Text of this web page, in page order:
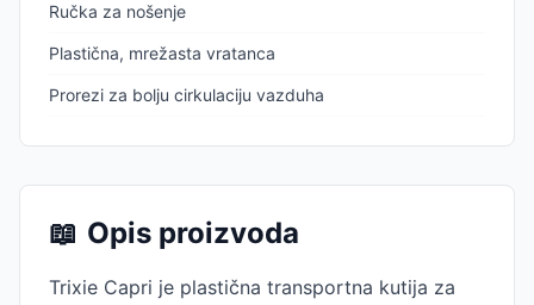
Ručka za nošenje
Plastična, mrežasta vratanca
Prorezi za bolju cirkulaciju vazduha
📖 Opis proizvoda
Trixie Capri je plastična transportna kutija za